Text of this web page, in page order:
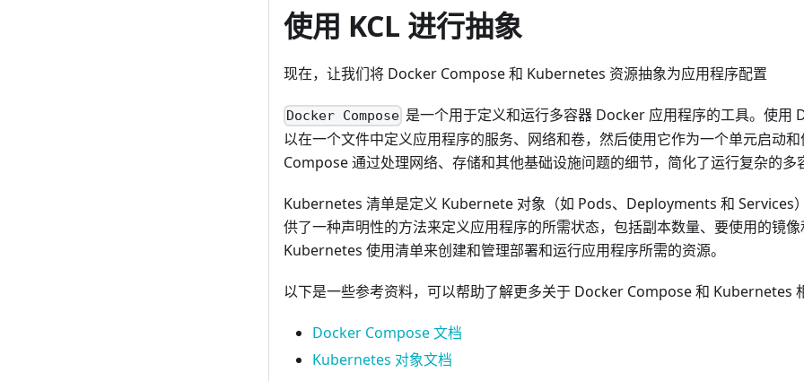
使用 KCL 进行抽象
现在，让我们将 Docker Compose 和 Kubernetes 资源抽象为应用程序配置
Docker Compose 是一个用于定义和运行多容器 Docker 应用程序的工具。使用
以在一个文件中定义应用程序的服务、网络和卷，然后使用它作为一个单元启动
Compose 通过处理网络、存储和其他基础设施问题的细节，简化了运行复杂的多
Kubernetes 清单是定义 Kubernete 对象（如 Pods、Deployments 和 Services
供了一种声明性的方法来定义应用程序的所需状态，包括副本数量、要使用的镜
Kubernetes 使用清单来创建和管理部署和运行应用程序所需的资源。
以下是一些参考资料，可以帮助了解更多关于 Docker Compose 和 Kubernetes
Docker Compose 文档
Kubernetes 对象文档